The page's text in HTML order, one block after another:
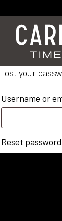
Lost your
Username or
Reset password